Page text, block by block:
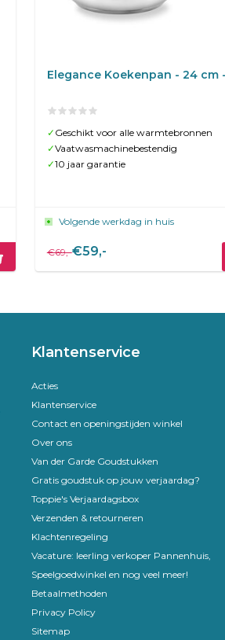
Elegance Koekenpan - 24 cm
✓ Geschikt voor alle warmtebronnen
✓Vaatwasmachinebestendig
✓10 jaar garantie
Volgende werkdag in huis
€69,-€59,-
Klantenservice
Acties
Klantenservice
Contact en openingstijden winkel
Over ons
Van der Garde Goudstukken
Gratis goudstuk op jouw verjaardag?
Toppie's Verjaardagsbox
Verzenden & retourneren
Klachtenregeling
Vacature: leerling verkoper Pannenhuis,
Speelgoedwinkel en nog veel meer!
Betaalmethoden
Privacy Policy
Sitemap